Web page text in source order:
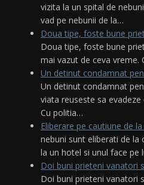
vizita la un spital de
vad pe nebunii de la…
Doua tipe, foste bune
Doua tipe, foste bune
mai vazut de ceva vreme.
Un detinut condamnat
Un detinut condamnat
viata reuseste sa
Cu politia…
Eliberare pe cautiune de
nebuni sunt eliberati de la
la un hotel si unul face pe
Doi buni prieteni vanatori
Doi buni prieteni vanatori